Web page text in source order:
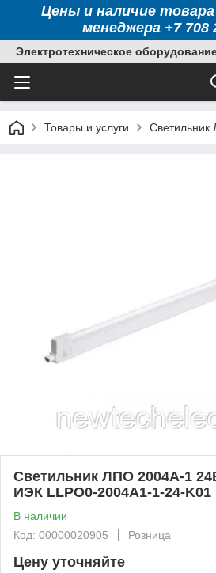
Цены и наличие
менеджера +7 708
Электротехническое
Товары и услуги
Светильник ЛПО 2004A-1
ИЭК LLPO0-2004A1-1-24-K01
В наличии
Код: 00000020905
Розница
Цену уточняйте